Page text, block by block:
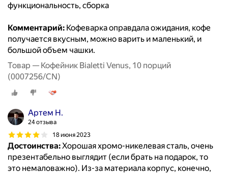
функциональность, сборка
Комментарий: Кофеварка оправдала ожидания, кофе
получается вкусным, можно варить и маленький, и
большой объем чашки.
Товар — Кофейник Bialetti Venus, 10 порций
(0007256/CN)
Артем Н.
24 отзыва
18 июня 2023
Достоинства:Хорошая хромо-никелевая сталь, очень
презентабельно выглядит (если брать на подарок, то
это немаловажно). Из-за материала корпус, конечно,